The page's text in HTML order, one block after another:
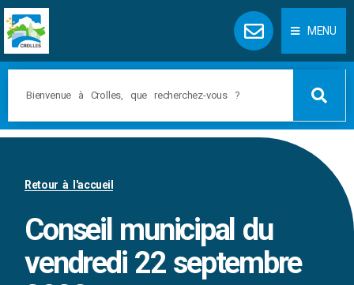
MENU
Retour à l'accueil
Conseil municipal du
vendredi 22 septembre
Panneau de gestion des cookies